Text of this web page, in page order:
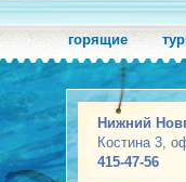
горящие
Нижний
Костина 3,
415-47-56